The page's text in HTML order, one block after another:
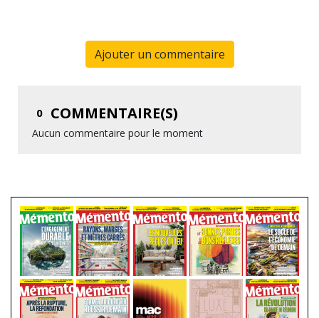
Ajouter un commentaire
0 COMMENTAIRE(S)
Aucun commentaire pour le moment